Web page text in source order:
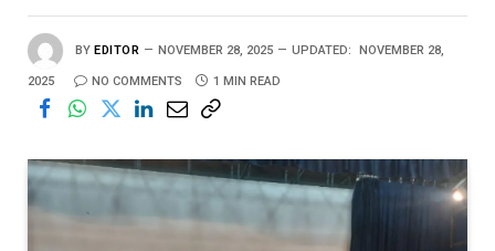
BY EDITOR NOVEMBER 28, 2025 UPDATED: NOVEMBER 28,
2025 NO COMMENTS 1 MIN READ